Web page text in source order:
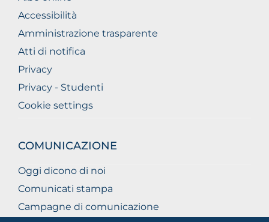
Accessibilità
Amministrazione trasparente
Atti di notifica
Privacy
Privacy - Studenti
Cookie settings
COMUNICAZIONE
Oggi dicono di noi
Comunicati stampa
Campagne di comunicazione